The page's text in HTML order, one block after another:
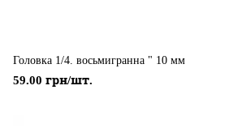
Головка 1/4. восьмигранна " 10 мм
59.00 грн/шт.